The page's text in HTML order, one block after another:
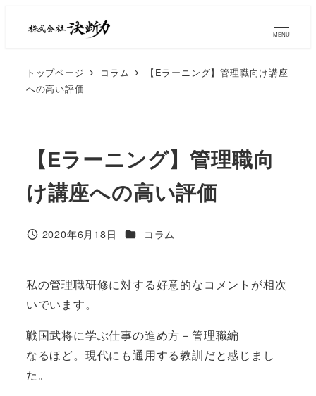
MENU
トップページ コラム
【Eラーニング】管理職向け講座
への高い評価
【Eラーニング】管理職向
け講座への高い評価
2020年6月18日 コラム
私の管理職研修に対する好意的なコメントが相次
いでいます。
戦国武将に学ぶ仕事の進め方－管理職編
なるほど。現代にも通用する教訓だと感じまし
た。